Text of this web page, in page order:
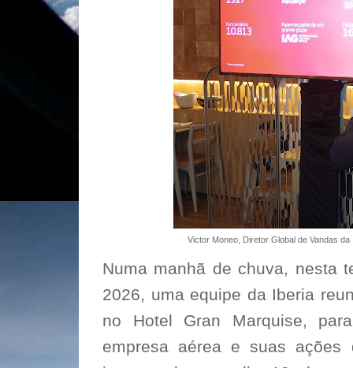
Victor Moneo, Diretor Global de Vandas
Numa manhã de chuva, nesta
2026, uma equipe da Iberia
no Hotel Gran Marquise,
empresa aérea e suas ações